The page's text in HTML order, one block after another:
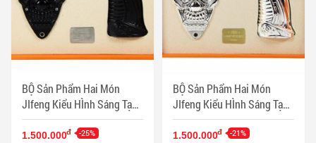
BỘ Sản Phẩm Hai Món
JIfeng Kiểu HÌnh Sáng Tạo
Sang TRọng Màu Đen - Mã
SP: PKXG356
1.500.000đ -25%
BỘ Sản Phẩm Hai Món
JIfeng Kiểu HÌnh Sáng Tạo
Sang TRọng Màu Bạc - Mã
SP: PKXG353
1.500.000đ -21%